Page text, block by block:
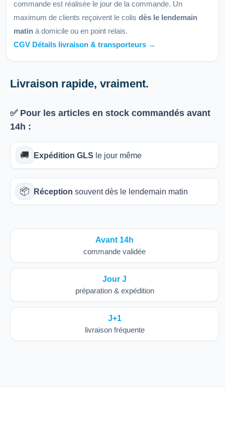
commande est réalisée le jour de la commande. Un
maximum de clients reçoivent le colis dès le lendemain
matin à domicile ou en point relais.
CGV Détails livraison & transporteurs →
Livraison rapide, vraiment.
✅ Pour les articles en stock commandés avant
14h :
🚚 Expédition GLS le jour même
📦 Réception souvent dès le lendemain matin
Avant 14h
commande validée
Jour J
préparation & expédition
J+1
livraison fréquente